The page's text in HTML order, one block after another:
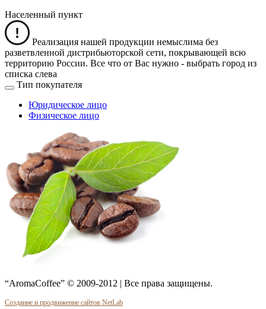
Населенный пункт
Реализация нашей продукции немыслима без
разветвленной дистрибьюторской сети, покрывающей всю
территорию России. Все что от Вас нужно - выбрать город из
списка слева
Тип покупателя
Юридическое лицо
Физическое лицо
“AromaCoffee” © 2009-2012 | Все права защищены.
Создание и продвижение сайтов NetLab